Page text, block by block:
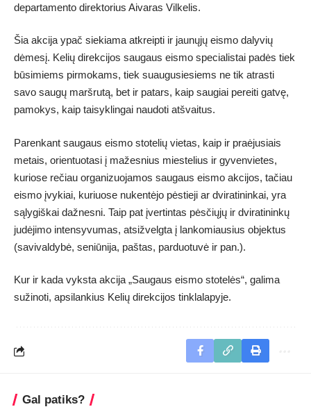
departamento direktorius Aivaras Vilkelis.
Šia akcija ypač siekiama atkreipti ir jaunųjų eismo dalyvių
dėmesį. Kelių direkcijos saugaus eismo specialistai padės tiek
būsimiems pirmokams, tiek suaugusiesiems ne tik atrasti
savo saugų maršrutą, bet ir patars, kaip saugiai pereiti gatvę,
pamokys, kaip taisyklingai naudoti atšvaitus.
Parenkant saugaus eismo stotelių vietas, kaip ir praėjusiais
metais, orientuotasi į mažesnius miestelius ir gyvenvietes,
kuriose rečiau organizuojamos saugaus eismo akcijos, tačiau
eismo įvykiai, kuriuose nukentėjo pėstieji ar dviratininkai, yra
sąlygiškai dažnesni. Taip pat įvertintas pėsčiųjų ir dviratininkų
judėjimo intensyvumas, atsižvelgta į lankomiausius objektus
(savivaldybė, seniūnija, paštas, parduotuvė ir pan.).
Kur ir kada vyksta akcija „Saugaus eismo stotelės“, galima
sužinoti, apsilankius Kelių direkcijos tinklalapyje.
Gal patiks?